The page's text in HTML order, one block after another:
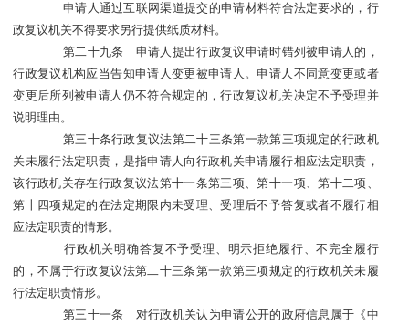
申请人通过互联网渠道提交的申请材料符合法定要求的，行
政复议机关不得要求另行提供纸质材料。
第二十九条 申请人提出行政复议申请时错列被申请人的，
行政复议机构应当告知申请人变更被申请人。申请人不同意变更或者
变更后所列被申请人仍不符合规定的，行政复议机关决定不予受理并
说明理由。
第三十条行政复议法第二十三条第一款第三项规定的行政机
关未履行法定职责，是指申请人向行政机关申请履行相应法定职责，
该行政机关存在行政复议法第十一条第三项、第十一项、第十二项、
第十四项规定的在法定期限内未受理、受理后不予答复或者不履行相
应法定职责的情形。
行政机关明确答复不予受理、明示拒绝履行、不完全履行
的，不属于行政复议法第二十三条第一款第三项规定的行政机关未履
行法定职责情形。
第三十一条 对行政机关认为申请公开的政府信息属于《中